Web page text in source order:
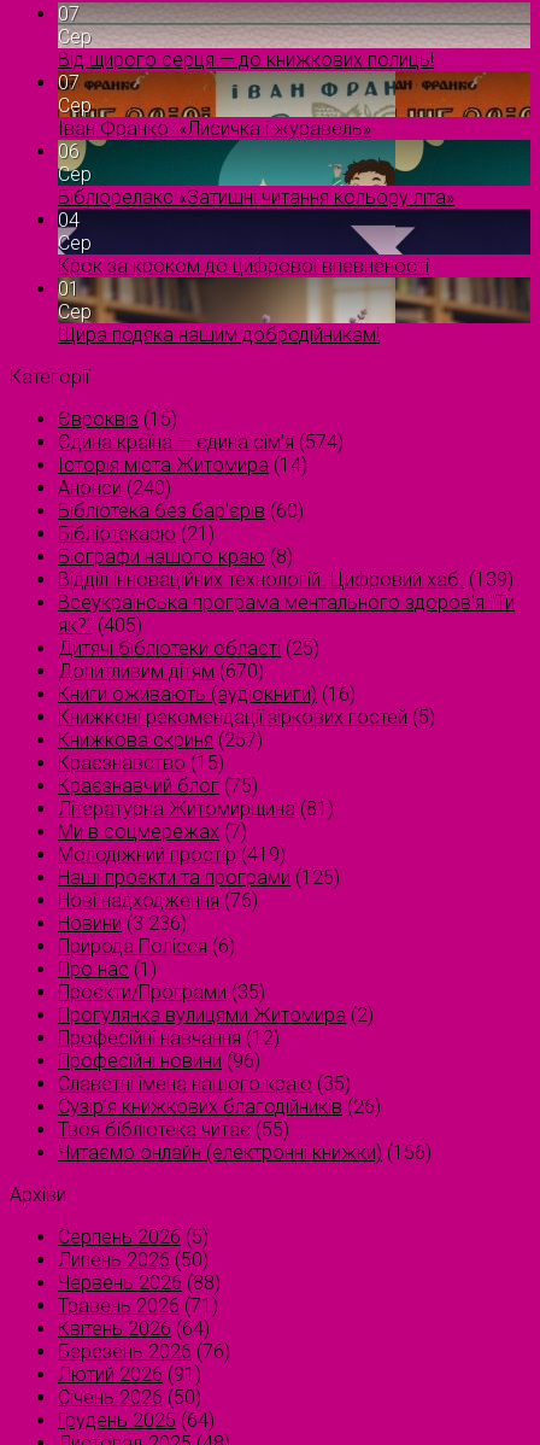
07
Сер
Від щирого серця — до книжкових полиць!
07
Сер
Іван Франко. «Лисичка і журавель»
06
Сер
Бібліорелакс «Затишні читання кольору літа»
04
Сер
Крок за кроком до цифрової впевненості
01
Сер
Щира подяка нашим добродійникам!
Категорії
Євроквіз (15)
Єдина країна — єдина сім’я (574)
Історія міста Житомира (14)
Анонси (240)
Бібліотека без бар'єрів (60)
Бібліотекарю (21)
Біографи нашого краю (8)
Відділ інноваційних технологій. Цифровий хаб. (139)
Всеукраїнська програма ментального здоров'я "Ти
як?" (405)
Дитячі бібліотеки області (25)
Допитливим дітям (670)
Книги оживають (аудіокниги) (16)
Книжкові рекомендації зіркових гостей (5)
Книжкова скриня (257)
Краєзнавство (15)
Краєзнавчий блог (75)
Літературна Житомирщина (81)
Ми в соцмережах (7)
Молодіжний простір (419)
Наші проєкти та програми (125)
Нові надходження (76)
Новини (3 236)
Природа Полісся (6)
Про нас (1)
Проєкти/Програми (35)
Прогулянка вулицями Житомира (2)
Професійні навчання (12)
Професійні новини (96)
Славетні імена нашого краю (35)
Сузірʼя книжкових благодійників (26)
Твоя бібліотека читає (55)
Читаємо онлайн (електронні книжки) (156)
Архіви
Серпень 2026 (5)
Липень 2026 (50)
Червень 2026 (88)
Травень 2026 (71)
Квітень 2026 (64)
Березень 2026 (76)
Лютий 2026 (91)
Січень 2026 (50)
Грудень 2025 (64)